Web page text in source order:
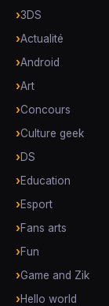
3DS
Actualité
Android
Art
Concours
Culture geek
DS
Education
Esport
Fans arts
Fun
Game and Zik
Hello world